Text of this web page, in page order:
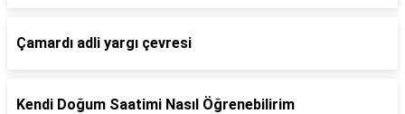
Çamardı adli yargı çevresi
Kendi Doğum Saatimi Nasıl Öğrenebilirim